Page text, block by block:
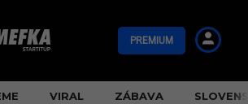
PREMIUM
VIRAL ZÁBAVA